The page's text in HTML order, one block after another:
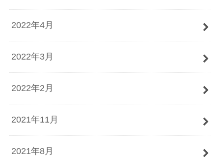
2022年4月
2022年3月
2022年2月
2021年11月
2021年8月